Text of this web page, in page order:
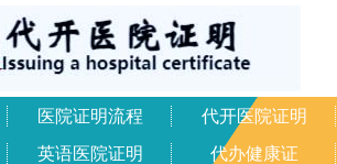
医院证明流程
代开医院证明
英语医院证明
代办健康证